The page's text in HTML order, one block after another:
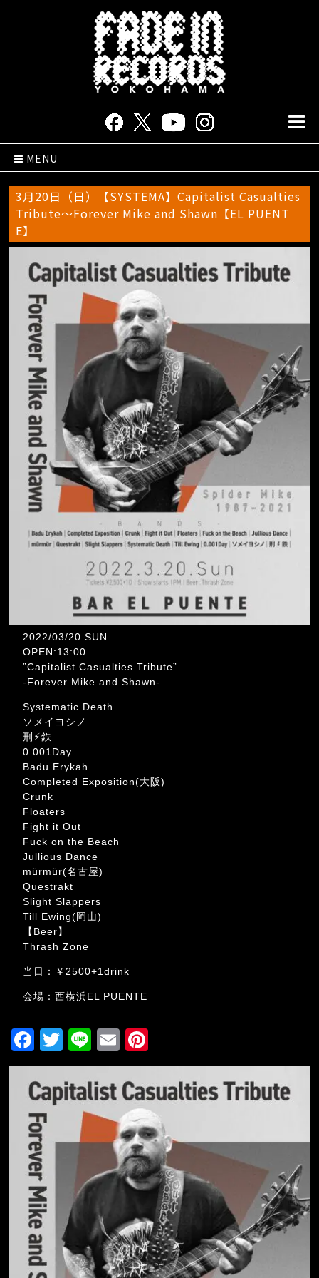
MENU
3月20日（日）【SYSTEMA】Capitalist Casualties
Tribute〜Forever Mike and Shawn【EL PUENT
E】
2022/03/20 SUN
OPEN:13:00
”Capitalist Casualties Tribute”
-Forever Mike and Shawn-
Systematic Death
ソメイヨシノ
刑⚡︎鉄
0.001Day
Badu Erykah
Completed Exposition(大阪)
Crunk
Floaters
Fight it Out
Fuck on the Beach
Jullious Dance
mürmür(名古屋)
Questrakt
Slight Slappers
Till Ewing(岡山)
【Beer】
Thrash Zone
当日：￥2500+1drink
会場：西横浜EL PUENTE
F
a
c
e
b
o
o
k
T
wi
tt
er
Li
n
e
E
m
ai
l
nt
er
e
st